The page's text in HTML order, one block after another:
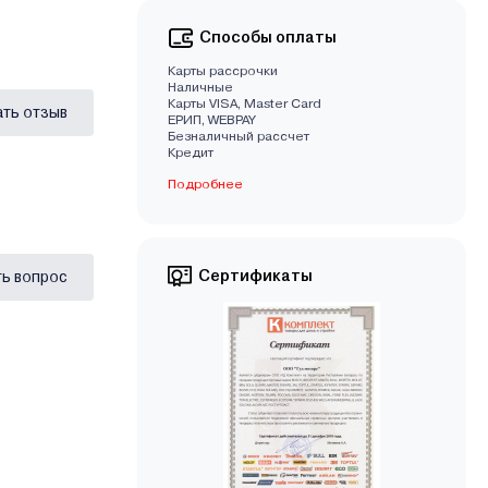
отзыв
вопрос
Способы оплаты
Карты рассрочки
Наличные
Карты VISA, Master Card
EРИП, WEBPAY
Безналичный рассчет
Кредит
Подробнее
Сертификаты